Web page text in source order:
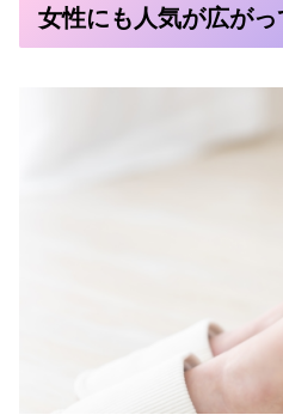
女性にも人気が広がっ